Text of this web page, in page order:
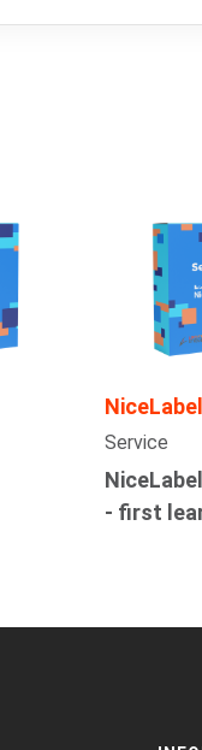
NiceLabel
Service
- first